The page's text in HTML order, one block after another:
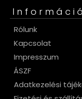
Rólunk
Kapcsolat
Impresszum
ÁSZF
Adatkezelési